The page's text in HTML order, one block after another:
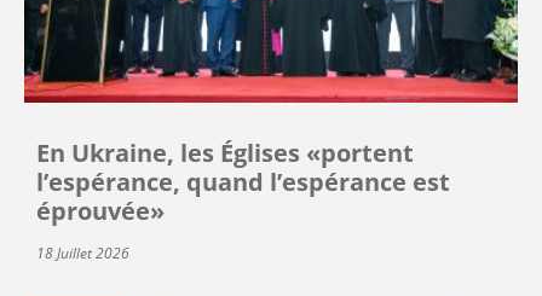
En Ukraine, les Églises «portent
l’espérance, quand l’espérance est
éprouvée»
18 Juillet 2026